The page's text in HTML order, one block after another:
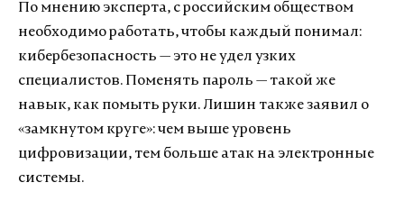
По мнению эксперта, с российским обществом
необходимо работать, чтобы каждый понимал:
кибербезопасность — это не удел узких
специалистов. Поменять пароль — такой же
навык, как помыть руки. Лишин также заявил о
«замкнутом круге»: чем выше уровень
цифровизации, тем больше атак на электронные
системы.